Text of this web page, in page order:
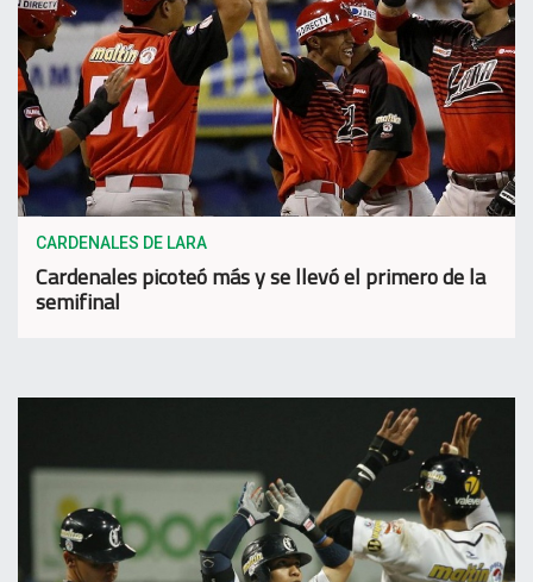
CARDENALES DE LARA
Cardenales picoteó más y se llevó el primero de la
semifinal